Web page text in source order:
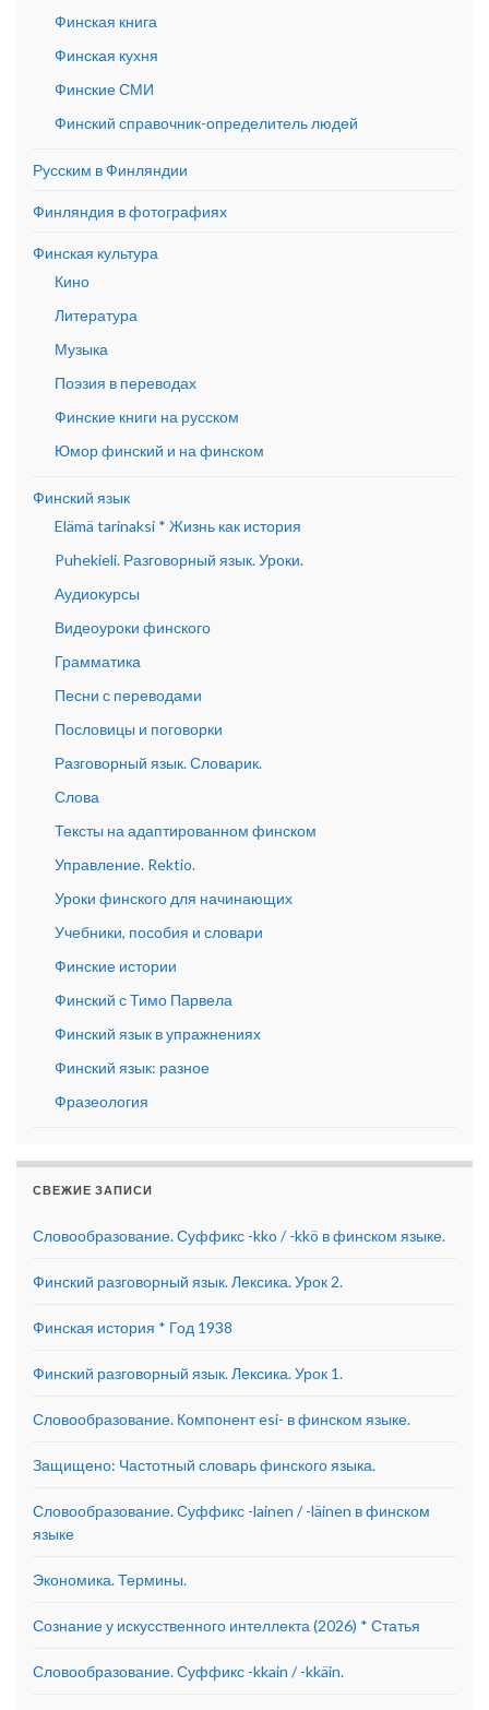
Финская книга
Финская кухня
Финские СМИ
Финский справочник-определитель людей
Русским в Финляндии
Финляндия в фотографиях
Финская культура
Кино
Литература
Музыка
Поэзия в переводах
Финские книги на русском
Юмор финский и на финском
Финский язык
Elämä tarinaksi * Жизнь как история
Puhekieli. Разговорный язык. Уроки.
Аудиокурсы
Видеоуроки финского
Грамматика
Песни с переводами
Пословицы и поговорки
Разговорный язык. Словарик.
Слова
Тексты на адаптированном финском
Управление. Rektio.
Уроки финского для начинающих
Учебники, пособия и словари
Финские истории
Финский с Тимо Парвела
Финский язык в упражнениях
Финский язык: разное
Фразеология
СВЕЖИЕ ЗАПИСИ
Словообразование. Суффикс -kko / -kkö в финском языке.
Финский разговорный язык. Лексика. Урок 2.
Финская история * Год 1938
Финский разговорный язык. Лексика. Урок 1.
Словообразование. Компонент esi- в финском языке.
Защищено: Частотный словарь финского языка.
Словообразование. Суффикс -lainen / -läinen в финском
языке
Экономика. Термины.
Сознание у искусственного интеллекта (2026) * Статья
Словообразование. Суффикс -kkain / -kkäin.